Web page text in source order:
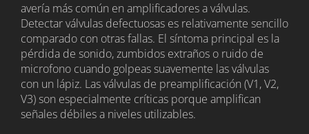
avería más común en amplificadores a válvulas.
Detectar válvulas defectuosas es relativamente sencillo
comparado con otras fallas. El síntoma principal es la
pérdida de sonido, zumbidos extraños o ruido de
microfono cuando golpeas suavemente las válvulas
con un lápiz. Las válvulas de preamplificación (V1, V2,
V3) son especialmente críticas porque amplifican
señales débiles a niveles utilizables.